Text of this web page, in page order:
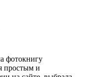
фотокнигу
простым и